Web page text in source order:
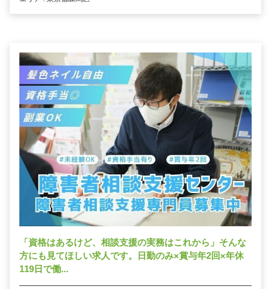
「資格はあるけど、相談支援の実務はこれから」そんな
方にも見てほしい求人です。日勤のみ×賞与年2回×年休
119日で働...